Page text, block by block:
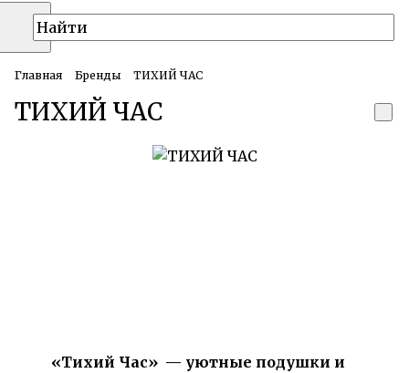
Главная Бренды ТИХИЙ ЧАС
ТИХИЙ ЧАС
«Тихий Час» — уютные подушки и